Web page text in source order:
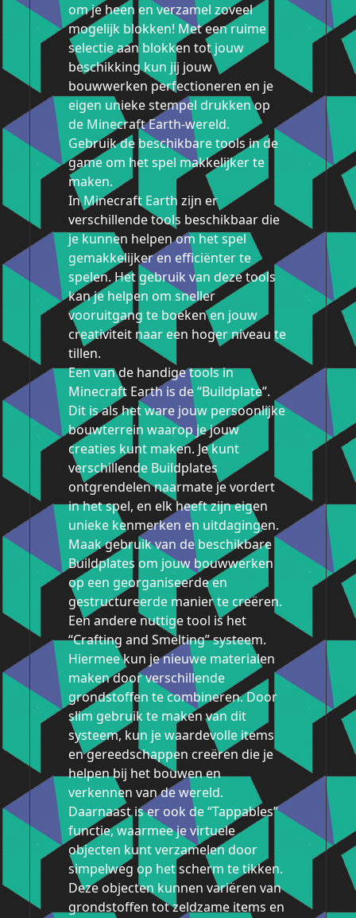
om je heen en verzamel zoveel
mogelijk blokken! Met een ruime
selectie aan blokken tot jouw
beschikking kun jij jouw
bouwwerken perfectioneren en je
eigen unieke stempel drukken op
de Minecraft Earth-wereld.
Gebruik de beschikbare tools in de
game om het spel makkelijker te
maken.
In Minecraft Earth zijn er
verschillende tools beschikbaar die
je kunnen helpen om het spel
gemakkelijker en efficiënter te
spelen. Het gebruik van deze tools
kan je helpen om sneller
vooruitgang te boeken en jouw
creativiteit naar een hoger niveau te
tillen.
Een van de handige tools in
Minecraft Earth is de “Buildplate”.
Dit is als het ware jouw persoonlijke
bouwterrein waarop je jouw
creaties kunt maken. Je kunt
verschillende Buildplates
ontgrendelen naarmate je vordert
in het spel, en elk heeft zijn eigen
unieke kenmerken en uitdagingen.
Maak gebruik van de beschikbare
Buildplates om jouw bouwwerken
op een georganiseerde en
gestructureerde manier te creëren.
Een andere nuttige tool is het
“Crafting and Smelting” systeem.
Hiermee kun je nieuwe materialen
maken door verschillende
grondstoffen te combineren. Door
slim gebruik te maken van dit
systeem, kun je waardevolle items
en gereedschappen creëren die je
helpen bij het bouwen en
verkennen van de wereld.
Daarnaast is er ook de “Tappables”
functie, waarmee je virtuele
objecten kunt verzamelen door
simpelweg op het scherm te tikken.
Deze objecten kunnen variëren van
grondstoffen tot zeldzame items en